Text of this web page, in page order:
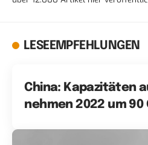
LESEEMPFEHLUNGEN
China: Kapazitäten
nehmen 2022 um 90